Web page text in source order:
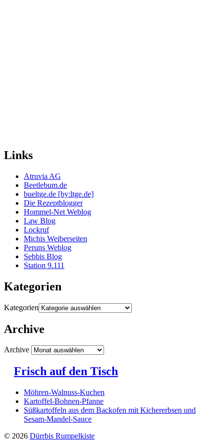
Links
Atruvia AG
Beetlebum.de
bueltge.de [by:ltge.de]
Die Rezeptblogger
Hommel-Net Weblog
Law Blog
Lockruf
Michis Weiberseiten
Peruns Weblog
Sebbis Blog
Station 9.111
Kategorien
Kategorien
Archive
Archive
Frisch auf den Tisch
Möhren-Walnuss-Kuchen
Kartoffel-Bohnen-Pfanne
Süßkartoffeln aus dem Backofen mit Kichererbsen und
Sesam-Mandel-Sauce
© 2026 Dürrbis Rumpelkiste